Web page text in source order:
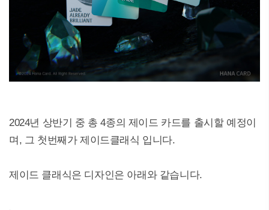
2024년 상반기 중 총 4종의 제이드 카드를 출시할 예정이
며, 그 첫번째가 제이드클래식 입니다.
제이드 클래식은 디자인은 아래와 같습니다.